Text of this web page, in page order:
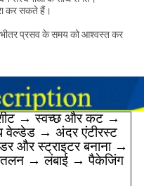
कर सकते हैं।
भीतर प्रसव के समय को आश्वस्त कर
शीट → स्वच्छ और कट →
वेल्डेड → अंदर एंटीरस्ट
और स्ट्राइटर बनाना →
→ लंबाई → पैकेजिंग